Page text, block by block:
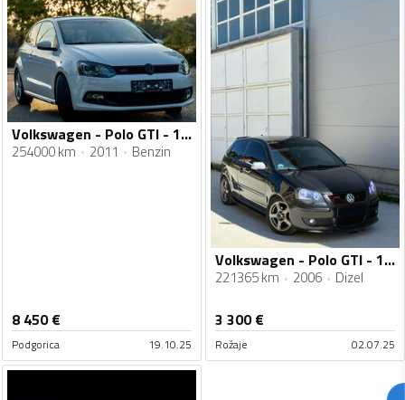
Volkswagen - Polo GTI - 1.4
254000 km 2011 Benzin
8 450€
Podgorica 19.10.25
Volkswagen - Polo GTI - 1.4 TDI
221365 km 2006 Dizel
3 300€
Rožaje 02.07.25